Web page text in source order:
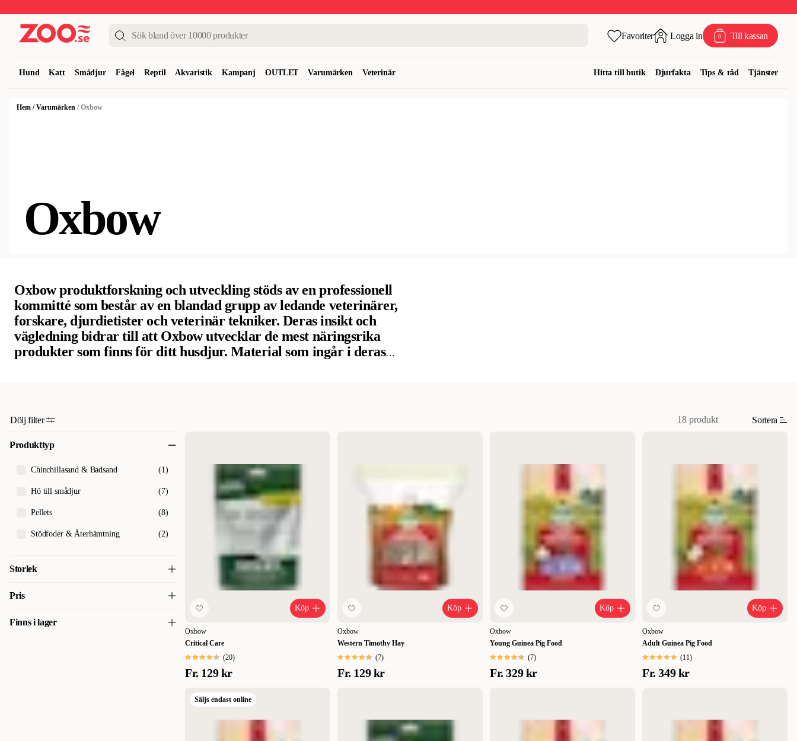
Favoriter Logga in 0 Till kassan
Hund Katt Smådjur Fågel Reptil Akvaristik Kampanj OUTLET Varumärken Veterinär Hitta till butik Djurfakta Tips & råd Tjänster
Hem /Varumärken /Oxbow
Oxbow
Oxbow produktforskning och utveckling stöds av en professionell
kommitté som består av en blandad grupp av ledande veterinärer,
forskare, djurdietister och veterinär tekniker. Deras insikt och
vägledning bidrar till att Oxbow utvecklar de mest näringsrika
produkter som finns för ditt husdjur. Material som ingår i deras
den fasta vetenskap och kunskap som krävs för att ge ditt djur
djurvårdsprodukter av högsta kvalité när den återhämtar sig
efter sjukdom eller skada.
Dölj filter 18 produkt Sortera
Lägsta pris
Rabatt
Produkttyp
Chinchillasand & Badsand (1)
Hö till smådjur (7)
Pellets (8)
Stödfoder & Återhämtning (2)
Storlek
Pris
129
Finns i lager
Köp
Oxbow
Critical Care
(20)
Fr. 129 kr
Köp
Oxbow
Western Timothy Hay
(7)
Fr. 129 kr
Köp
Oxbow
Young Guinea Pig Food
(7)
Fr. 329 kr
Köp
Oxbow
Adult Guinea Pig Food
(11)
Fr. 349 kr
Säljs endast online